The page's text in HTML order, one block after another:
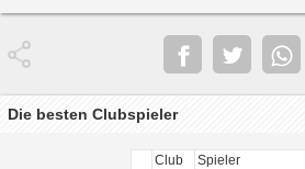
Die besten Clubspieler
Club Spieler